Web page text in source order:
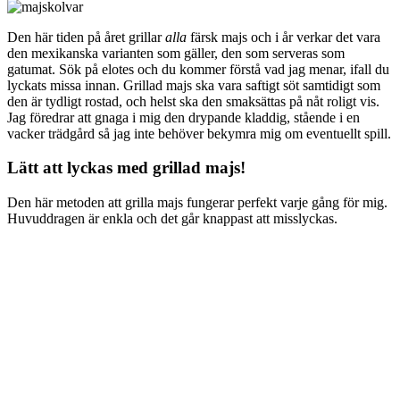
Den här tiden på året grillaralla färsk majs och i år verkar det vara
den mexikanska varianten som gäller, den som serveras som
gatumat. Sök på elotes och du kommer förstå vad jag menar, ifall du
lyckats missa innan. Grillad majs ska vara saftigt söt samtidigt som
den är tydligt rostad, och helst ska den smaksättas på nåt roligt vis.
Jag föredrar att gnaga i mig den drypande kladdig, stående i en
vacker trädgård så jag inte behöver bekymra mig om eventuellt spill.
Lätt att lyckas med grillad majs!
Den här metoden att grilla majs fungerar perfekt varje gång för mig.
Huvuddragen är enkla och det går knappast att misslyckas.